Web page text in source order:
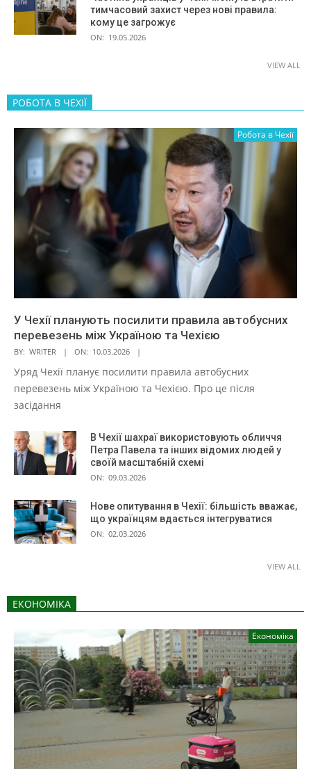
тимчасовий захист через нові правила:
кому це загрожує
ON: 19.05.2026
VIEW ALL
РОБОТА В ЧЕХІЇ
Робота в Чехії
У Чехії планують посилити правила автобусних
перевезень між Україною та Чехією
BY: WRITER ON: 10.03.2026
Уряд Чехії планує посилити правила автобусних
перевезень між Україною та Чехією. Про це після
засідання
В Чехії шахраї використовують обличчя
Петра Павела та інших відомих людей у
своїй масштабній схемі
ON: 09.03.2026
Нове опитування в Чехії: більшість вважає,
що українцям вдається інтегруватися
ON: 02.03.2026
VIEW ALL
ЕКОНОМІКА
Економіка